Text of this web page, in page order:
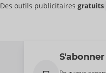
Des outils publicitaires gratuits
S'abonner